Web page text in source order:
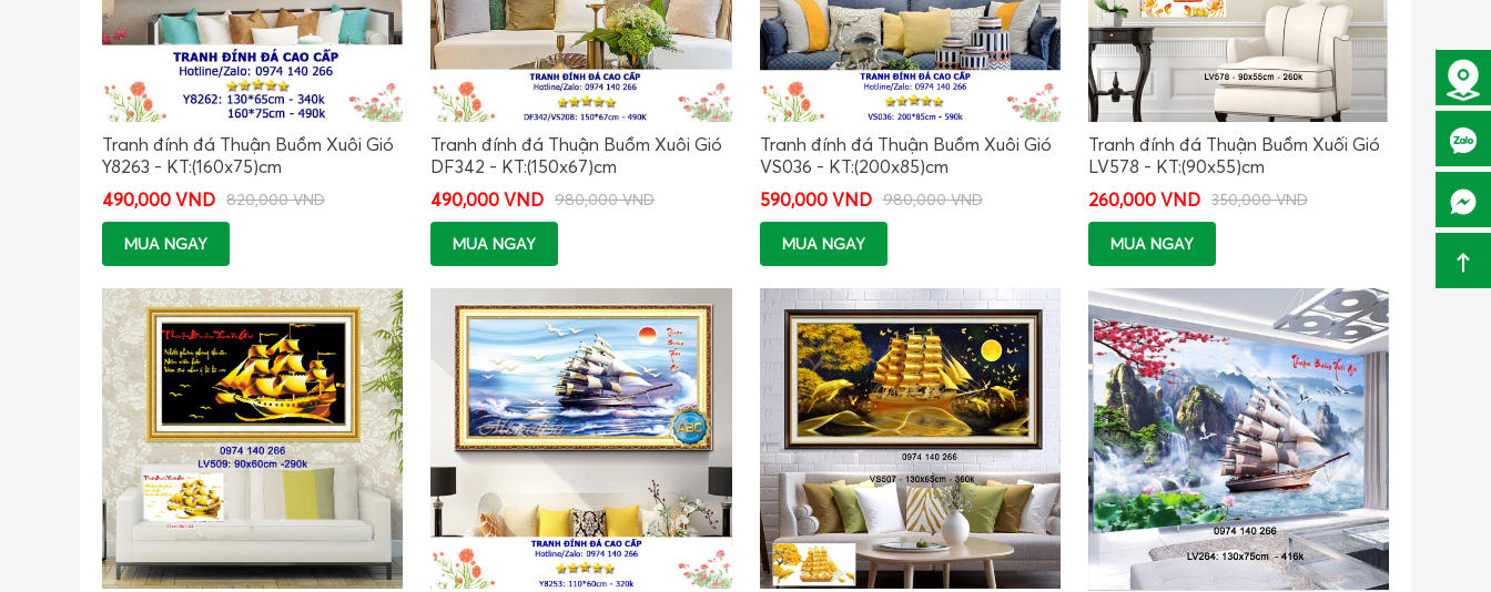
Tranh đính đá Thuận Buồm Xuôi Gió
Y8263 - KT:(160x75)cm
490,000 VND 820,000 VND
MUA NGAY
Tranh đính đá Thuận Buồm Xuôi Gió
DF342 - KT:(150x67)cm
490,000 VND
980,000 VND
MUA NGAY
Tranh đính đá Thuận Buồm Xuôi Gió
VS036 - KT:(200x85)cm
590,000 VND 980,000 VND
MUA NGAY
Tranh đính đá Thuận Buồm Xuối Gió
LV578 - KT:(90x55)cm
260,000 VND
350,000 VND
MUA NGAY